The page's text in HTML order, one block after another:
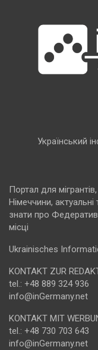
Український
Портал для
Німеччини,
знати про
місці
Ukrainisches
KONTAKT ZUR
tel.: +48 889 324 936
info@inGermany.net
KONTAKT MIT
tel.: +48 730 703 643
info@inGermany.net